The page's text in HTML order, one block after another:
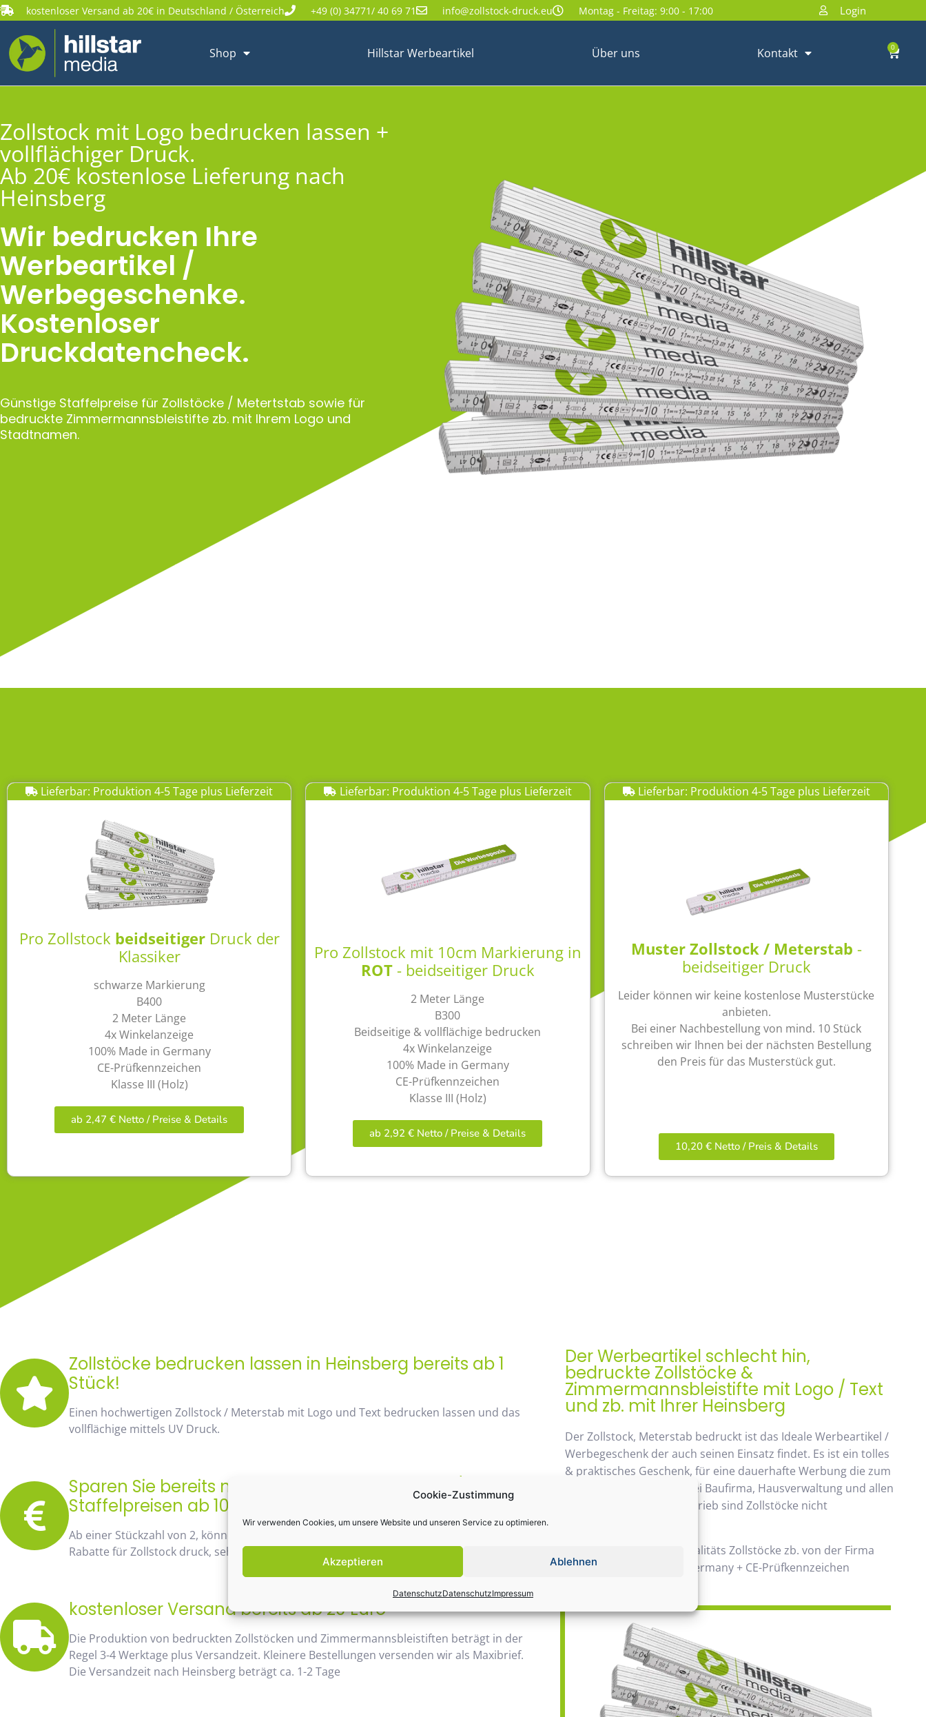
Cookie-Zustimmung
Wir verwenden Cookies, um unsere Website und unseren Service zu optimieren.
Akzeptieren Ablehnen
DatenschutzDatenschutzImpressum
kostenloser Versand ab 20€ in Deutschland / Österreich +49 (0) 34771/ 40 69 71 info@zollstock-druck.eu Montag - Freitag: 9:00 - 17:00 Login
Shop Hillstar Werbeartikel Über uns Kontakt 0
Zollstock mit Logo bedrucken lassen +
vollflächiger Druck.
Ab 20€ kostenlose Lieferung nach
Heinsberg
Wir bedrucken Ihre
Werbeartikel /
Werbegeschenke.
Kostenloser
Druckdatencheck.
Günstige Staffelpreise für Zollstöcke / Metertstab sowie für
bedruckte Zimmermannsbleistifte zb. mit Ihrem Logo und
Stadtnamen.
Lieferbar: Produktion 4-5 Tage plus Lieferzeit
Pro Zollstock beidseitiger Druck der
Klassiker
schwarze Markierung
B400
2 Meter Länge
4x Winkelanzeige
100% Made in Germany
CE-Prüfkennzeichen
Klasse III (Holz)
ab 2,47 € Netto / Preise & Details
Lieferbar: Produktion 4-5 Tage plus Lieferzeit
Pro Zollstock mit 10cm Markierung in
ROT- beidseitiger Druck
2 Meter Länge
B300
Beidseitige & vollflächige bedrucken
4x Winkelanzeige
100% Made in Germany
CE-Prüfkennzeichen
Klasse III (Holz)
ab 2,92 € Netto / Preise & Details
Lieferbar: Produktion 4-5 Tage plus Lieferzeit
Muster Zollstock / Meterstab -
beidseitiger Druck
Leider können wir keine kostenlose Musterstücke
anbieten.
Bei einer Nachbestellung von mind. 10 Stück
schreiben wir Ihnen bei der nächsten Bestellung
den Preis für das Musterstück gut.
10,20 € Netto / Preis & Details
Zollstöcke bedrucken lassen in Heinsberg bereits ab 1
Stück!
Einen hochwertigen Zollstock / Meterstab mit Logo und Text bedrucken lassen und das
vollflächige mittels UV Druck.
Sparen Sie bereits mit unserem Mengenrabatt /
Staffelpreisen ab 10 Stück fast 48%
Ab einer Stückzahl von 2, können Sie bereits von unserem Mengenrabatt profitieren. Die
Rabatte für Zollstock druck, sehen Sie sofort anhand der Staffelpreise.
kostenloser Versand bereits ab 20 Euro
Die Produktion von bedruckten Zollstöcken und Zimmermannsbleistiften beträgt in der
Regel 3-4 Werktage plus Versandzeit. Kleinere Bestellungen versenden wir als Maxibrief.
Die Versandzeit nach Heinsberg beträgt ca. 1-2 Tage
Der Werbeartikel schlecht hin,
bedruckte Zollstöcke &
Zimmermannsbleistifte mit Logo / Text
und zb. mit Ihrer Heinsberg
Der Zollstock, Meterstab bedruckt ist das Ideale Werbeartikel /
Werbegeschenk der auch seinen Einsatz findet. Es ist ein tolles
& praktisches Geschenk, für eine dauerhafte Werbung die zum
Einsatz kommt. Beliebt bei Baufirma, Hausverwaltung und allen
möglichen Handwerksbetrieb sind Zollstöcke nicht
Daher wir verwenden Qualitäts Zollstöcke zb. von der Firma
Bauma / 100% Made in Germany + CE-Prüfkennzeichen